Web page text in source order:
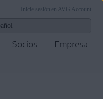
Inicie sesión en AVG Account
Socios
Empresa